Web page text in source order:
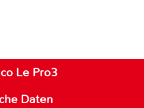
Le Pro3
Daten